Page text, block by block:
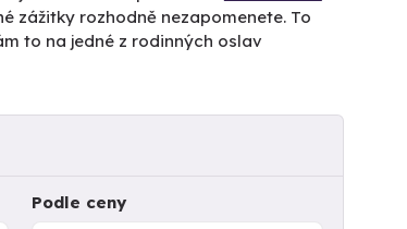
zážitky rozhodně nezapomenete. To
to na jedné z rodinných oslav
Podle ceny